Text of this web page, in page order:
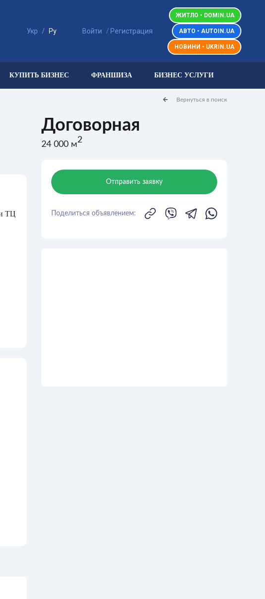
Укр / Ру Войти / Регистрация
ЖИТЛО • DOMIN.UA
АВТО • AUTOIN.UA
НОВИНИ • UKRIN.UA
КУПИТЬ БИЗНЕС ФРАНШИЗА БИЗНЕС УСЛУГИ
Вернуться в поиск
Договорная
24 000 м2
ТЦ
Отправить заявку
Поделиться объявлением: